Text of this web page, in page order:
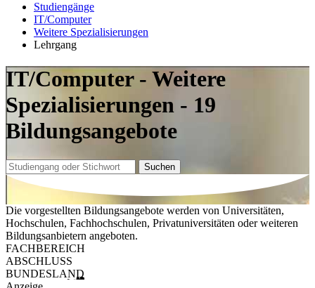
Studiengänge
IT/Computer
Weitere Spezialisierungen
Lehrgang
IT/Computer - Weitere
Spezialisierungen - 19
Bildungsangebote
Suchen
Die vorgestellten Bildungsangebote werden von Universitäten,
Hochschulen, Fachhochschulen, Privatuniversitäten oder weiteren
Bildungsanbietern angeboten.
FACHBEREICH
ABSCHLUSS
BUNDESLAND